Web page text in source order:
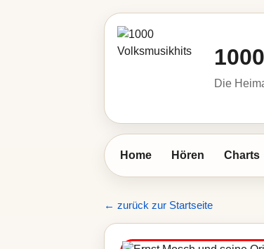
Die
Home Hören Charts
← zurück zur Startseite